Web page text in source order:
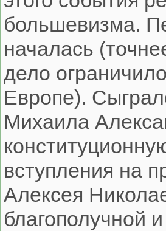
большевизма.
началась
дело
Европе).
Михаила
вступления на
Алексея
благополучной